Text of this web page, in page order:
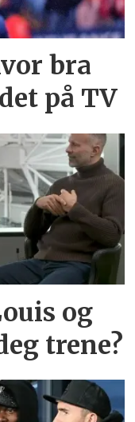
bra
på TV
og
trene?